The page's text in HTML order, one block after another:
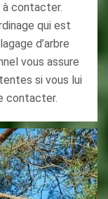
contacter.
qui est
d’arbre
vous assure
si vous lui
contacter.